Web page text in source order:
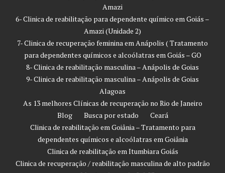
Amazi
6- Clinica de reabilitação para dependente químico em Goiás –
Amazi (Unidade 2)
7- Clinica de recuperação feminina em Anápolis ( Tratamento
para dependentes químicos e alcoólatras em Goiás – GO
8- Clinica de reabilitação masculina – Anápolis de Goias
9- Clinica de reabilitação masculina – Anápolis de Goias
Alagoas
As 13 melhores Clínicas de recuperação no Rio de Janeiro
Blog
Busca por estado
Ceará
Clinica de reabilitação em Goiânia – Tratamento para
dependentes químicos e alcoólatras em Goiânia
Clinica de reabilitação em Itumbiara Goiás
Clinica de recuperação / reabilitação masculina de alto padrão